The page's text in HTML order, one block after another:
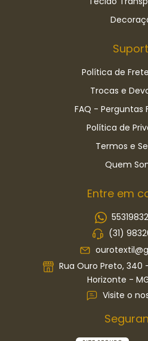
Política de
Trocas e
FAQ - Perguntas
Política de
Termos e
Quem
Entre em
(31)
Rua Ouro Preto, 340
Horizonte -
Visite o